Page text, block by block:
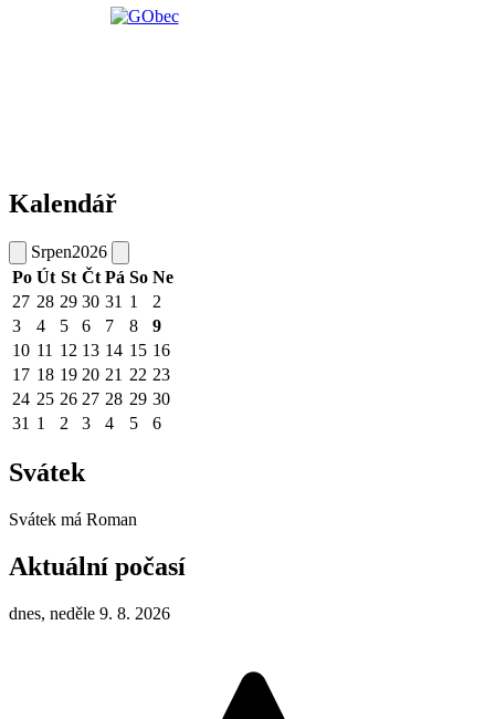
Kalendář
Srpen2026
Po Út St Čt Pá So Ne
27 28 29 30 31 1
2
3
4 5 6 7 8
9
10 11 12 13 14 15 16
17 18 19 20 21 22 23
24 25 26 27 28 29 30
31 1 2 3 4 5 6
Svátek
Svátek má Roman
Aktuální počasí
dnes, neděle 9. 8. 2026